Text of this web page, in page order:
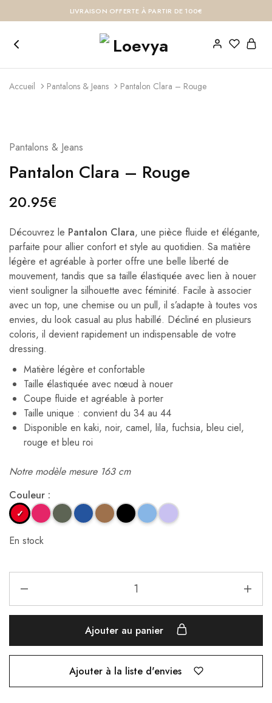
LIVRAISON OFFERTE À PARTIR DE 100€
Accueil Pantalons & Jeans Pantalon Clara – Rouge
Pantalons & Jeans
Pantalon Clara – Rouge
20.95€
Découvrez le Pantalon Clara, une pièce fluide et élégante,
parfaite pour allier confort et style au quotidien. Sa matière
légère et agréable à porter offre une belle liberté de
mouvement, tandis que sa taille élastiquée avec lien à nouer
vient souligner la silhouette avec féminité. Facile à associer
avec un top, une chemise ou un pull, il s’adapte à toutes vos
envies, du look casual au plus habillé. Décliné en plusieurs
coloris, il devient rapidement un indispensable de votre
dressing.
Matière légère et confortable
Taille élastiquée avec nœud à nouer
Coupe fluide et agréable à porter
Taille unique : convient du 34 au 44
Disponible en kaki, noir, camel, lila, fuchsia, bleu ciel,
rouge et bleu roi
Notre modèle mesure 163 cm
Couleur :
En stock
Ajouter au panier
Ajouter à la liste d'envies